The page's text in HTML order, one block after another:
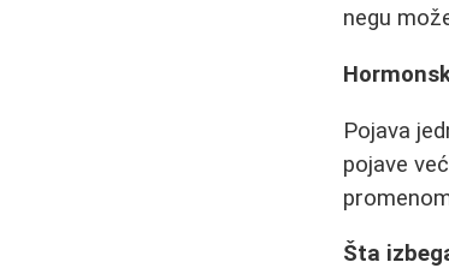
negu
Pojava
pojave
Šta